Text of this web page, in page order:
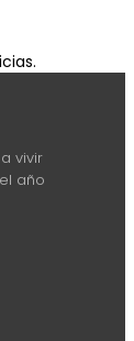
vivir
año